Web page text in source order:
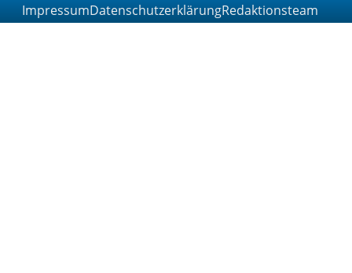
ImpressumDatenschutzerklärungRedaktionsteam